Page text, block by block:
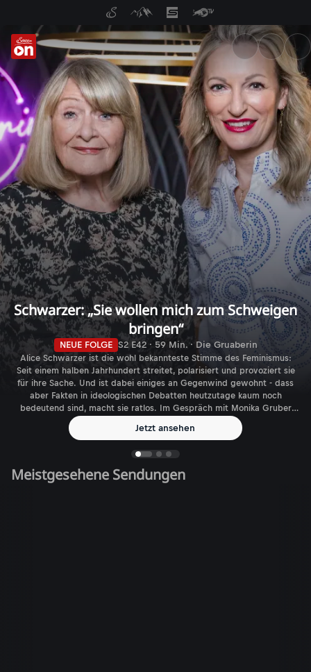
ServusTV On: Livestreams,
Schwarzer: „Sie wollen mich zum Schweigen
bringen“
NEUE FOLGE S2 E42 · 59 Min. · Die Gruaberin
Alice Schwarzer ist die wohl bekannteste Stimme des Feminismus:
Seit einem halben Jahrhundert streitet, polarisiert und provoziert sie
für ihre Sache. Und ist dabei einiges an Gegenwind gewohnt - dass
aber Fakten in ideologischen Debatten heutzutage kaum noch
bedeutend sind, macht sie ratlos. Im Gespräch mit Monika Gruber
spricht die Journalistin, Autorin und Verlegerin über den aktuellen
Feminismus - und die gefühlt immer größer werdende Zahl
Jetzt ansehen
Meistgesehene Sendungen